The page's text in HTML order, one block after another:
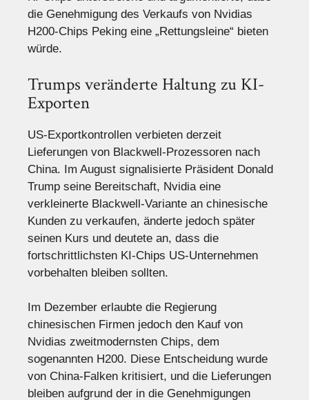
die Genehmigung des Verkaufs von Nvidias
H200-Chips Peking eine „Rettungsleine“ bieten
würde.
Trumps veränderte Haltung zu KI-
Exporten
US-Exportkontrollen verbieten derzeit
Lieferungen von Blackwell-Prozessoren nach
China. Im August signalisierte Präsident Donald
Trump seine Bereitschaft, Nvidia eine
verkleinerte Blackwell-Variante an chinesische
Kunden zu verkaufen, änderte jedoch später
seinen Kurs und deutete an, dass die
fortschrittlichsten KI-Chips US-Unternehmen
vorbehalten bleiben sollten.
Im Dezember erlaubte die Regierung
chinesischen Firmen jedoch den Kauf von
Nvidias zweitmodernsten Chips, dem
sogenannten H200. Diese Entscheidung wurde
von China-Falken kritisiert, und die Lieferungen
bleiben aufgrund der in die Genehmigungen